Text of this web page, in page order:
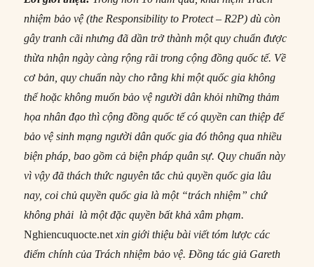
nhiệm bảo vệ (the Responsibility to Protect – R2P) dù còn
gây tranh cãi nhưng đã dần trở thành một quy chuẩn được
thừa nhận ngày càng rộng rãi trong cộng đồng quốc tế. Về
cơ bản, quy chuẩn này cho rằng khi một quốc gia không
thể hoặc không muốn bảo vệ người dân khỏi những thảm
họa nhân đạo thì cộng đồng quốc tế có quyền can thiệp để
bảo vệ sinh mạng người dân quốc gia đó thông qua nhiều
biện pháp, bao gồm cả biện pháp quân sự. Quy chuẩn này
vì vậy đã thách thức nguyên tắc chủ quyền quốc gia lâu
nay, coi chủ quyền quốc gia là một “trách nhiệm” chứ
không phải là một đặc quyền bất khả xâm phạm.
Nghiencuquocte.netxin giới thiệu bài viết tóm lược các
điểm chính của Trách nhiệm bảo vệ. Đồng tác giả Gareth